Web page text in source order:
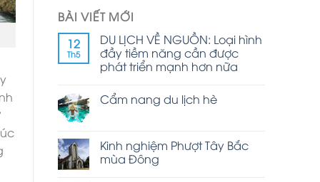
BÀI VIẾT MỚI
12
Th5
DU LỊCH VỀ NGUỒN: Loại hình
đầy tiềm năng cần được
phát triển mạnh hơn nữa
Cẩm nang du lịch hè
Kinh nghiệm Phượt Tây Bắc
mùa Đông